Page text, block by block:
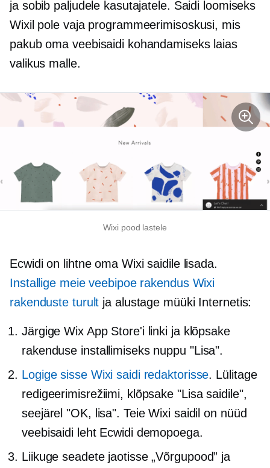
ja sobib paljudele kasutajatele. Saidi loomiseks
Wixil pole vaja programmeerimisoskusi, mis
pakub oma veebisaidi kohandamiseks laias
valikus malle.
Wixi pood lastele
Ecwidi on lihtne oma Wixi saidile lisada.
Installige meie veebipoe rakendus Wixi
rakenduste turult ja alustage müüki Internetis:
Järgige Wix App Store'i linki ja klõpsake
rakenduse installimiseks nuppu "Lisa".
Logige sisse Wixi saidi redaktorisse. Lülitage
redigeerimisrežiimi, klõpsake "Lisa saidile",
seejärel "OK, lisa". Teie Wixi saidil on nüüd
veebisaidi leht Ecwidi demopoega.
Liikuge seadete jaotisse „Võrgupood” ja